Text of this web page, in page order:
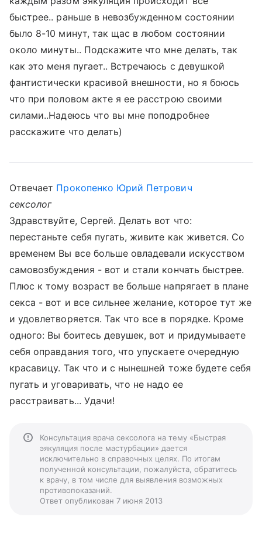
быстрее.. раньше в невозбужденном состоянии
было 8-10 минут, так щас в любом состоянии
около минуты.. Подскажите что мне делать, так
как это меня пугает.. Встречаюсь с девушкой
фантистически красивой внешности, но я боюсь
что при половом акте я ее расстрою своими
силами..Надеюсь что вы мне поподробнее
расскажите что делать)
Отвечает Прокопенко Юрий Петрович
сексолог
Здравствуйте, Сергей. Делать вот что:
перестаньте себя пугать, живите как живется. Со
временем Вы все больше овладевали искусством
самовозбуждения - вот и стали кончать быстрее.
Плюс к тому возраст ве больше напрягает в плане
секса - вот и все сильнее желание, которое тут же
и удовлетворяется. Так что все в порядке. Кроме
одного: Вы боитесь девушек, вот и придумываете
себя оправдания того, что упускаете очередную
красавицу. Так что и с нынешней тоже будете себя
пугать и уговаривать, что не надо ее
расстраивать... Удачи!
Консультация врача сексолога на тему «Быстрая
эякуляция после мастурбации» дается
исключительно в справочных целях. По итогам
полученной консультации, пожалуйста, обратитесь
к врачу, в том числе для выявления возможных
противопоказаний.
Ответ опубликован 7 июня 2013